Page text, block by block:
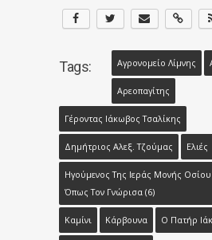
Tags: Αγρονομείο Λίμνης
Αρεοπαγίτης
Γέροντας Ιάκωβος Τσαλίκης
Δημήτριος Αλεξ. Τζούμας Ελιές
Ηγούμενος Της Ιεράς Μονής
Όπως Τον Γνώρισα (6)
Καμίνι Κάρβουνα Ο Πατήρ